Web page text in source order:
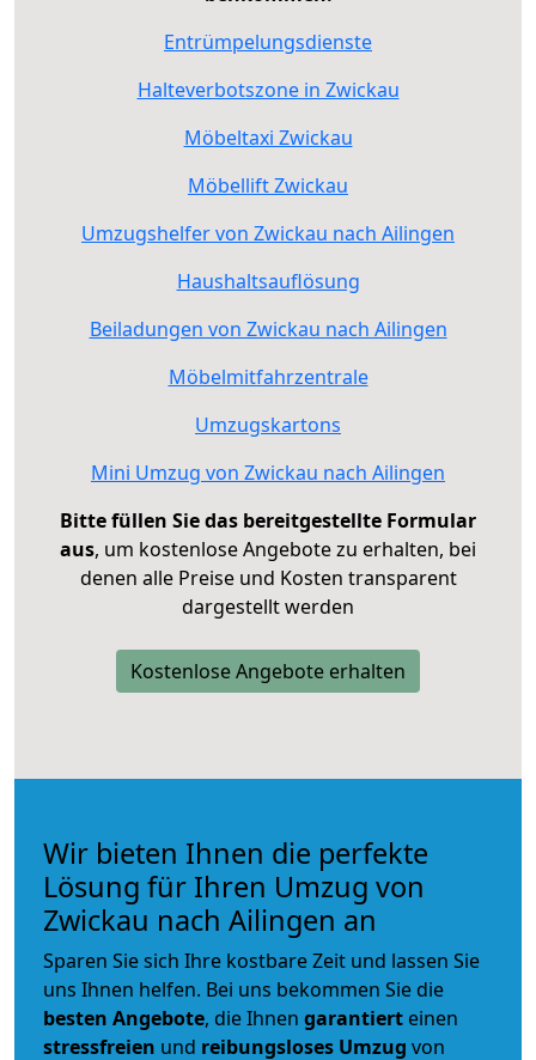
Entrümpelungsdienste
Halteverbotszone in Zwickau
Möbeltaxi Zwickau
Möbellift Zwickau
Umzugshelfer von Zwickau nach Ailingen
Haushaltsauflösung
Beiladungen von Zwickau nach Ailingen
Möbelmitfahrzentrale
Umzugskartons
Mini Umzug von Zwickau nach Ailingen
Bitte füllen Sie das bereitgestellte Formular
aus, um kostenlose Angebote zu erhalten, bei
denen alle Preise und Kosten transparent
dargestellt werden
Kostenlose Angebote erhalten
Wir bieten Ihnen die perfekte
Lösung für Ihren Umzug von
Zwickau nach Ailingen an
Sparen Sie sich Ihre kostbare Zeit und lassen Sie
uns Ihnen helfen. Bei uns bekommen Sie die
besten Angebote, die Ihnen garantiert einen
stressfreien und reibungsloses Umzug von